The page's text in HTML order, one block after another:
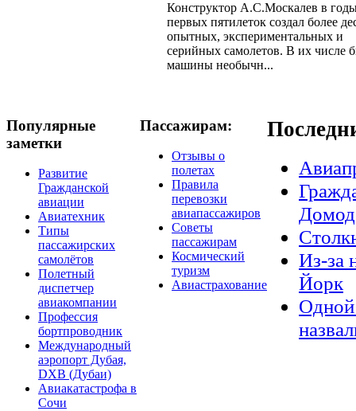
Конструктор А.С.Москалев в
первых пятилеток создал более
опытных, экспериментальных и
серийных самолетов. В их числе
машины необычн...
Популярные
заметки
Развитие
Гражданской
авиации
Авиатехник
Типы
пассажирских
самолётов
Полетный
диспетчер
авиакомпании
Профессия
бортпроводник
Международный
аэропорт Дубая,
DXB (Дубаи)
Авиакатастрофа в
Сочи
Пассажирам:
Отзывы о
полетах
Правила
перевозки
авиапассажиров
Советы
пассажирам
Космический
туризм
Авиастрахование
Из-за
Йорк
Одной